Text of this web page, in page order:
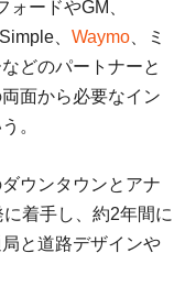
ードやGM、
、 Waymo 、ミ
どのパートナーと
面から必要なイン
。
ウンタウンとアナ
着手し、約2年間に
と道路デザインや